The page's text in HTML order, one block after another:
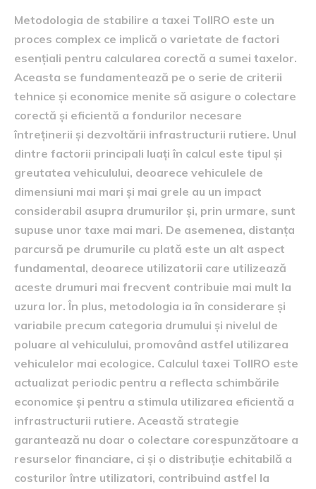
Metodologia de stabilire a taxei TollRO este un
proces complex ce implică o varietate de factori
esențiali pentru calcularea corectă a sumei taxelor.
Aceasta se fundamentează pe o serie de criterii
tehnice și economice menite să asigure o colectare
corectă și eficientă a fondurilor necesare
întreținerii și dezvoltării infrastructurii rutiere. Unul
dintre factorii principali luați în calcul este tipul și
greutatea vehiculului, deoarece vehiculele de
dimensiuni mai mari și mai grele au un impact
considerabil asupra drumurilor și, prin urmare, sunt
supuse unor taxe mai mari. De asemenea, distanța
parcursă pe drumurile cu plată este un alt aspect
fundamental, deoarece utilizatorii care utilizează
aceste drumuri mai frecvent contribuie mai mult la
uzura lor. În plus, metodologia ia în considerare și
variabile precum categoria drumului și nivelul de
poluare al vehiculului, promovând astfel utilizarea
vehiculelor mai ecologice. Calculul taxei TollRO este
actualizat periodic pentru a reflecta schimbările
economice și pentru a stimula utilizarea eficientă a
infrastructurii rutiere. Această strategie
garantează nu doar o colectare corespunzătoare a
resurselor financiare, ci și o distribuție echitabilă a
costurilor între utilizatori, contribuind astfel la